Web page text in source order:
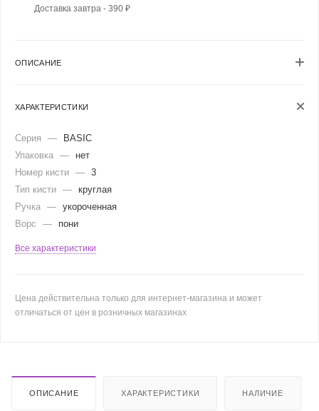
Доставка завтра - 390 ₽
ОПИСАНИЕ
ХАРАКТЕРИСТИКИ
Серия —
BASIC
Упаковка —
нет
Номер кисти — 3
Тип кисти — круглая
Ручка — укороченная
Ворс
— пони
Все характеристики
Цена действительна только для интернет-магазина и может
отличаться от цен в розничных магазинах
ОПИСАНИЕ ХАРАКТЕРИСТИКИ НАЛИЧИЕ